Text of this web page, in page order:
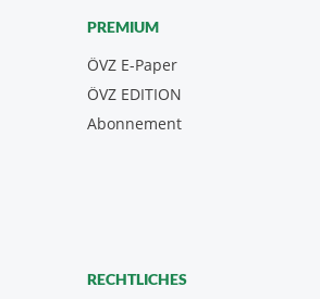
PREMIUM
ÖVZ E-Paper
Abonnement
ÖVZ EDITION
RECHTLICHES